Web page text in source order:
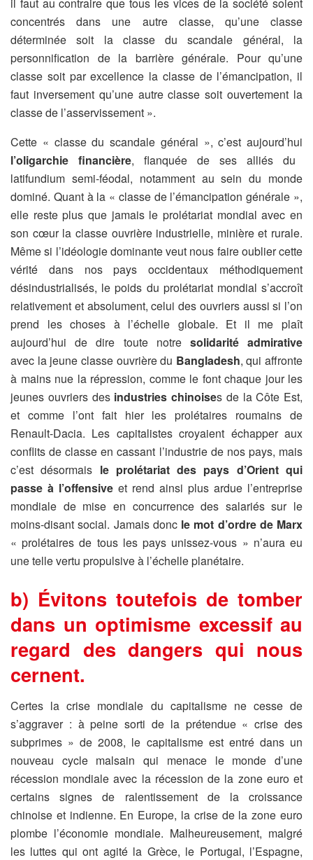
il faut au contraire que tous les vices de la société soient
concentrés dans une autre classe, qu’une classe
déterminée soit la classe du scandale général, la
personnification de la barrière générale. Pour qu’une
classe soit par excellence la classe de l’émancipation, il
faut inversement qu’une autre classe soit ouvertement la
classe de l’asservissement ».
Cette « classe du scandale général », c’est aujourd’hui
l’oligarchie financière, flanquée de ses alliés du
latifundium semi-féodal, notamment au sein du monde
dominé. Quant à la « classe de l’émancipation générale »,
elle reste plus que jamais le prolétariat mondial avec en
son cœur la classe ouvrière industrielle, minière et rurale.
Même si l’idéologie dominante veut nous faire oublier cette
vérité dans nos pays occidentaux méthodiquement
désindustrialisés, le poids du prolétariat mondial s’accroît
relativement et absolument, celui des ouvriers aussi si l’on
prend les choses à l’échelle globale. Et il me plaît
aujourd’hui de dire toute notre solidarité admirative
avec la jeune classe ouvrière du Bangladesh, qui affronte
à mains nue la répression, comme le font chaque jour les
jeunes ouvriers desindustries chinoises de la Côte Est,
et comme l’ont fait hier les prolétaires roumains de
Renault-Dacia. Les capitalistes croyaient échapper aux
conflits de classe en cassant l’industrie de nos pays, mais
c’est désormais le prolétariat des pays d’Orient qui
passe à l’offensive et rend ainsi plus ardue l’entreprise
mondiale de mise en concurrence des salariés sur le
moins-disant social. Jamais donc le mot d’ordre de Marx
« prolétaires de tous les pays unissez-vous » n’aura eu
une telle vertu propulsive à l’échelle planétaire.
b) Évitons toutefois de tomber
dans un optimisme excessif au
regard des dangers qui nous
cernent.
Certes la crise mondiale du capitalisme ne cesse de
s’aggraver : à peine sorti de la prétendue « crise des
subprimes » de 2008, le capitalisme est entré dans un
nouveau cycle malsain qui menace le monde d’une
récession mondiale avec la récession de la zone euro et
certains signes de ralentissement de la croissance
chinoise et indienne. En Europe, la crise de la zone euro
plombe l’économie mondiale. Malheureusement, malgré
les luttes qui ont agité la Grèce, le Portugal, l’Espagne,